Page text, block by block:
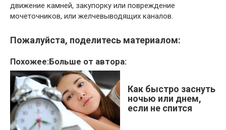
движение камней, закупорку или повреждение
мочеточников, или желчевыводящих каналов.
Пожалуйста, поделитесь материалом:
Похожее:Больше от автора:
Как быстро заснуть
ночью или днем,
если не спится